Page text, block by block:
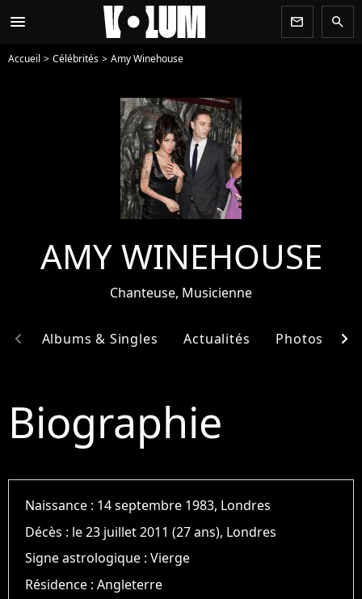
menu newsletter search
Accueil Célébrités Amy Winehouse
AMY WINEHOUSE
Chanteuse, Musicienne
Albums & Singles Actualités Photos
chevron_left chevron_right
Biographie
Naissance : 14 septembre 1983, Londres
Décès : le 23 juillet 2011 (27 ans), Londres
Signe astrologique :Vierge
Résidence :Angleterre